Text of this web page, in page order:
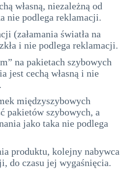
własną, niezależną od
nie podlega reklamacji.
(załamania światła na
i nie podlega reklamacji.
na pakietach szybowych
jest cechą własną i nie
międzyszybowych
pakietów szybowych, a
jako taka nie podlega
produktu, kolejny nabywca
do czasu jej wygaśnięcia.